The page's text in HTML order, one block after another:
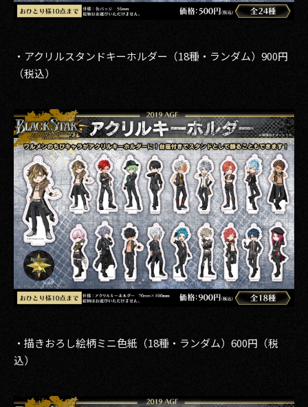
・アクリルスタンドキーホルダー（18種・ランダム）900円
（税込）
・描きおろし絵柄ミニ色紙（18種・ランダム）600円（税
込）